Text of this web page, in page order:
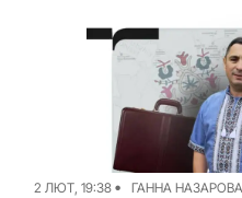
зарплатні відомості
2 ЛЮТ, 19:38 ГАННА НАЗАРОВА